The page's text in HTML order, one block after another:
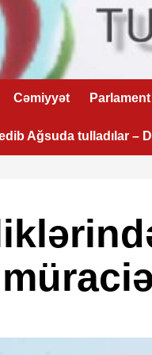
Cəmiyyət Parlament
Ağsuda tulladılar –